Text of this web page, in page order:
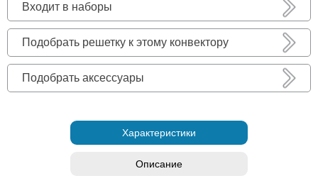
Входит в наборы
Подобрать решетку к этому конвектору
Подобрать аксессуары
Характеристики
Описание